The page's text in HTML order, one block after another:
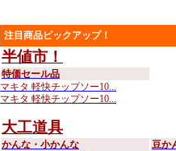
注目商品ピックアップ！
半値市！
特価セール品
マキタ 軽快チップソー10...
マキタ 軽快チップソー10...
大工道具
かんな・小かんな
豆か